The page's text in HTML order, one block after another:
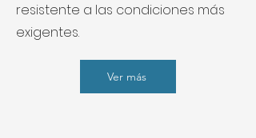
resistente a las condiciones más
exigentes.
Ver más